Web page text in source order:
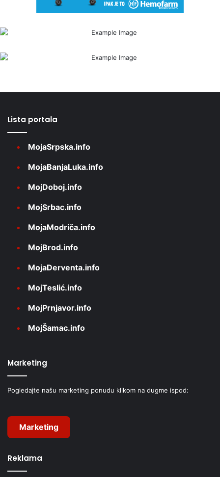
Lista portala
MojaSrpska.info
MojaBanjaLuka.info
MojDoboj.info
MojSrbac.info
MojaModriča.info
MojBrod.info
MojaDerventa.info
MojTeslić.info
MojPrnjavor.info
MojŠamac.info
Marketing
Pogledajte našu marketing ponudu klikom na dugme ispod:
Marketing
Reklama